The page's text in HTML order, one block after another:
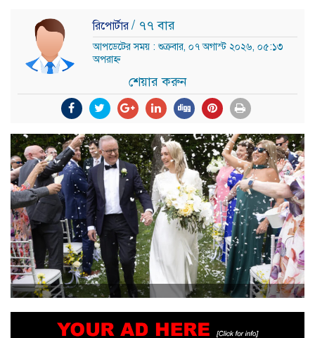
রিপোর্টার/ ৭৭ বার
আপডেটের সময় : শুক্রবার, ০৭ অগাস্ট ২০২৬, ০৫:১৩
অপরাহ্ন
শেয়ার করুন